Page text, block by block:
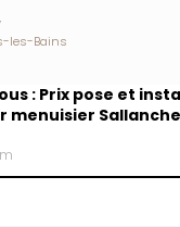
les-Bains
: Prix pose et
menuisier